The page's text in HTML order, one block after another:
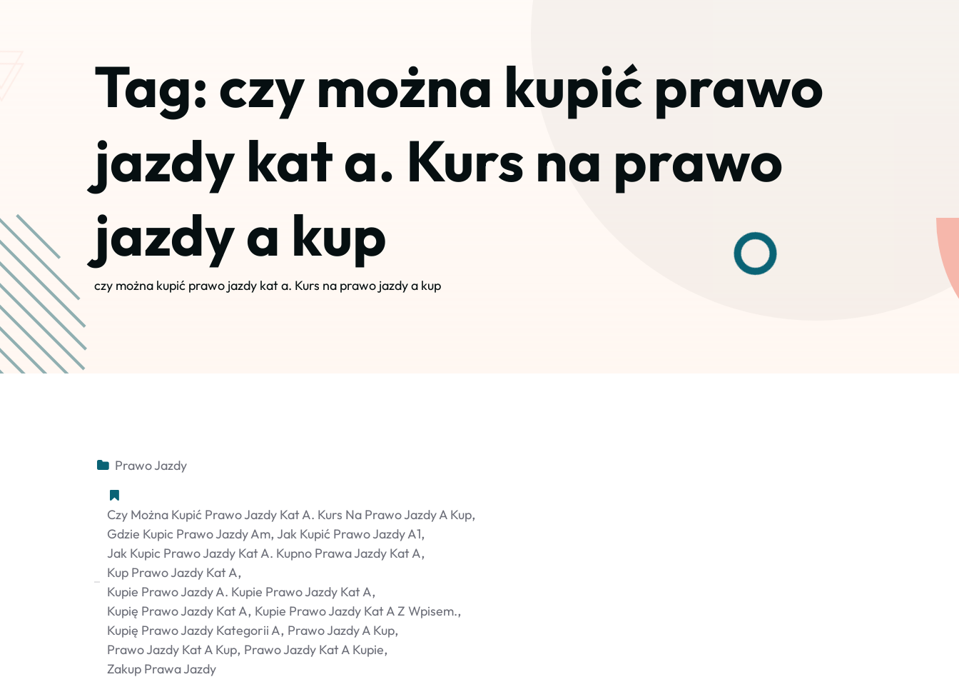
Tag:czy można kupić prawo
jazdy kat a. Kurs na prawo
jazdy a kup
czy można kupić prawo jazdy kat a. Kurs na prawo jazdy a kup
Prawo Jazdy
Czy Można Kupić Prawo Jazdy Kat A. Kurs Na Prawo Jazdy A Kup
Gdzie Kupic Prawo Jazdy Am Jak Kupić Prawo Jazdy A1
Jak Kupic Prawo Jazdy Kat A. Kupno Prawa Jazdy Kat A
Kup Prawo Jazdy Kat A
Kupie Prawo Jazdy A. Kupie Prawo Jazdy Kat A
Kupię Prawo Jazdy Kat A Kupie Prawo Jazdy Kat A Z Wpisem.
Kupię Prawo Jazdy Kategorii A Prawo Jazdy A Kup
Prawo Jazdy Kat A Kup Prawo Jazdy Kat A Kupie
Zakup Prawa Jazdy